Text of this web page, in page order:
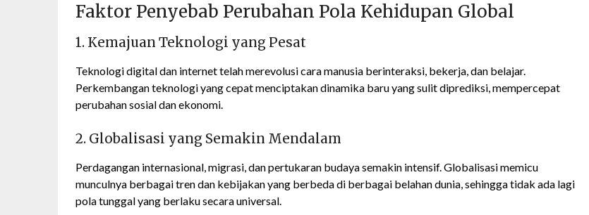
Faktor Penyebab Perubahan Pola Kehidupan Global
1. Kemajuan Teknologi yang Pesat
Teknologi digital dan internet telah merevolusi cara manusia berinteraksi, bekerja, dan belajar.
Perkembangan teknologi yang cepat menciptakan dinamika baru yang sulit diprediksi, mempercepat
perubahan sosial dan ekonomi.
2. Globalisasi yang Semakin Mendalam
Perdagangan internasional, migrasi, dan pertukaran budaya semakin intensif. Globalisasi memicu
munculnya berbagai tren dan kebijakan yang berbeda di berbagai belahan dunia, sehingga tidak ada lagi
pola tunggal yang berlaku secara universal.